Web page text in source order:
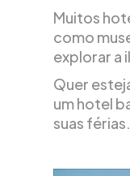
Muitos
como
explorar a
Quer
um hotel
suas férias.